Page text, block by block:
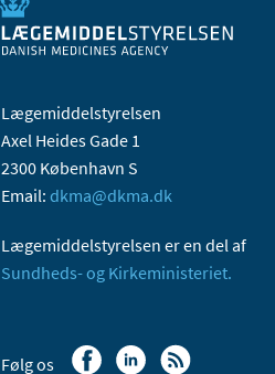
Lægemiddelstyrelsen
Axel Heides Gade 1
2300 København S
Email: dkma@dkma.dk
Lægemiddelstyrelsen er en del af
Sundheds- og Kirkeministeriet.
Følg os